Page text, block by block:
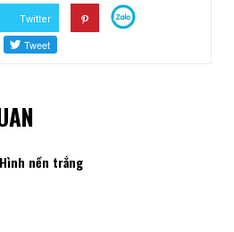
Twitter
Hình nền trắng